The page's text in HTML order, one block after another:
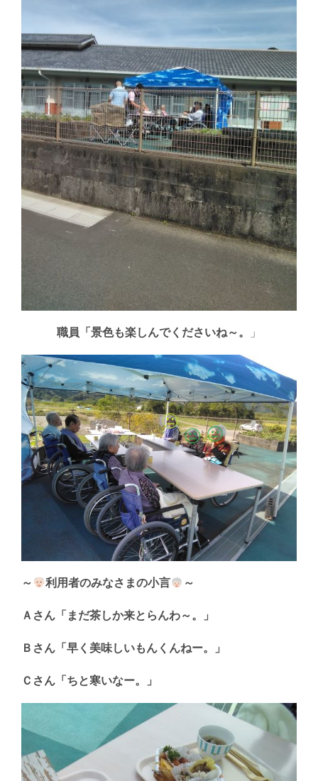
職員「景色も楽しんでくださいね～。 」
～ 利用者のみなさまの小言 ～
Ａさん「まだ茶しか来とらんわ～。」
Ｂさん「早く美味しいもんくんねー。」
Ｃさん「ちと寒いなー。」